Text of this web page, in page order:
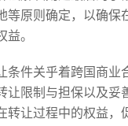
等原则确定，以确保
。
条件关乎着跨国商业
让限制与担保以及妥
转让过程中的权益，